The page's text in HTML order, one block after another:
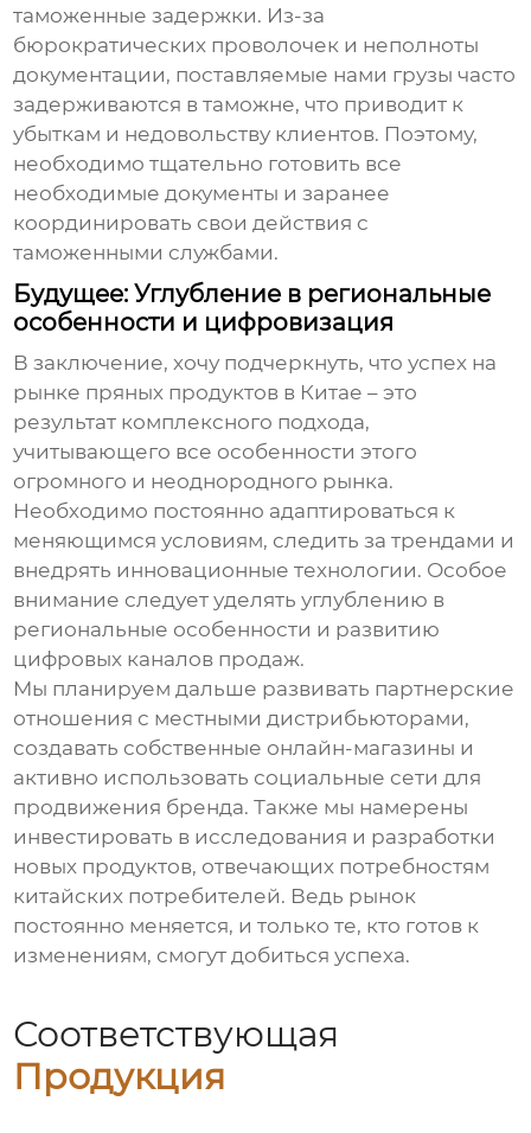
таможенные задержки. Из-за
бюрократических проволочек и неполноты
документации, поставляемые нами грузы часто
задерживаются в таможне, что приводит к
убыткам и недовольству клиентов. Поэтому,
необходимо тщательно готовить все
необходимые документы и заранее
координировать свои действия с
таможенными службами.
Будущее: Углубление в региональные
особенности и цифровизация
В заключение, хочу подчеркнуть, что успех на
рынке пряных продуктов в Китае – это
результат комплексного подхода,
учитывающего все особенности этого
огромного и неоднородного рынка.
Необходимо постоянно адаптироваться к
меняющимся условиям, следить за трендами и
внедрять инновационные технологии. Особое
внимание следует уделять углублению в
региональные особенности и развитию
цифровых каналов продаж.
Мы планируем дальше развивать партнерские
отношения с местными дистрибьюторами,
создавать собственные онлайн-магазины и
активно использовать социальные сети для
продвижения бренда. Также мы намерены
инвестировать в исследования и разработки
новых продуктов, отвечающих потребностям
китайских потребителей. Ведь рынок
постоянно меняется, и только те, кто готов к
изменениям, смогут добиться успеха.
Соответствующая
Продукция